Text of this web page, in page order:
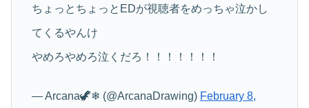
ちょっとちょっとEDが視聴者をめっちゃ泣かし
てくるやんけ
やめろやめろ泣くだろ！！！！！！！
— Arcana🦖❄ (@ArcanaDrawing) February 8,